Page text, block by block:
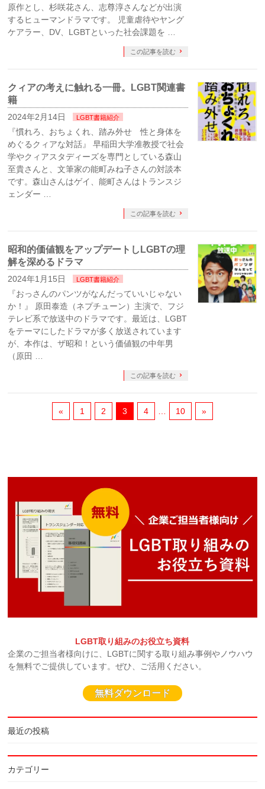
原作とし、杉咲花さん、志尊淳さんなどが出演
するヒューマンドラマです。 児童虐待やヤング
ケアラー、DV、LGBTといった社会課題を …
この記事を読む
クィアの考えに触れる一冊。LGBT関連書
籍
2024年2月14日 LGBT書籍紹介
『慣れろ、おちょくれ、踏み外せ 性と身体を
めぐるクィアな対話』 早稲田大学准教授で社会
学やクィアスタディーズを専門としている森山
至貴さんと、文筆家の能町みね子さんの対談本
です。森山さんはゲイ、能町さんはトランスジ
ェンダー …
この記事を読む
昭和的価値観をアップデートしLGBTの理
解を深めるドラマ
2024年1月15日 LGBT書籍紹介
『おっさんのパンツがなんだっていいじゃない
か！』 原田泰造（ネプチューン）主演で、フジ
テレビ系で放送中のドラマです。最近は、LGBT
をテーマにしたドラマが多く放送されています
が、本作は、ザ昭和！という価値観の中年男
（原田 …
この記事を読む
« 1 2 3 4 10 »
LGBT取り組みのお役立ち資料
企業のご担当者様向けに、LGBTに関する取り組み事例やノウハウ
を無料でご提供しています。ぜひ、ご活用ください。
無料ダウンロード
最近の投稿
カテゴリー